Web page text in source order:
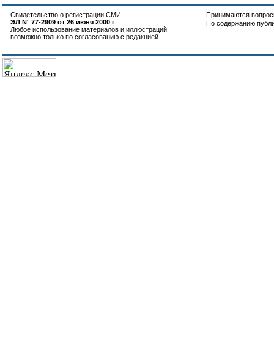
Свидетельство о регистрации СМИ:
ЭЛ N° 77-2909 от 26 июня 2000 г
Любое использование материалов и иллюстраций
возможно только по согласованию с редакцией
Принимаются
По содержанию